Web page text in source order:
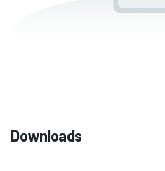
Downloads